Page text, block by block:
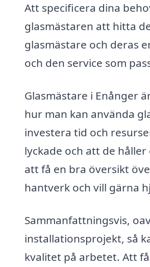
Att specificera dina
glasmästaren att hitta
glasmästare och deras
och den service som
Glasmästare i Enånger
hur man kan använda
investera tid och
lyckade och att de
att få en bra översikt
hantverk och vill gärna
Sammanfattningsvis,
installationsprojekt, så
kvalitet på arbetet. Att